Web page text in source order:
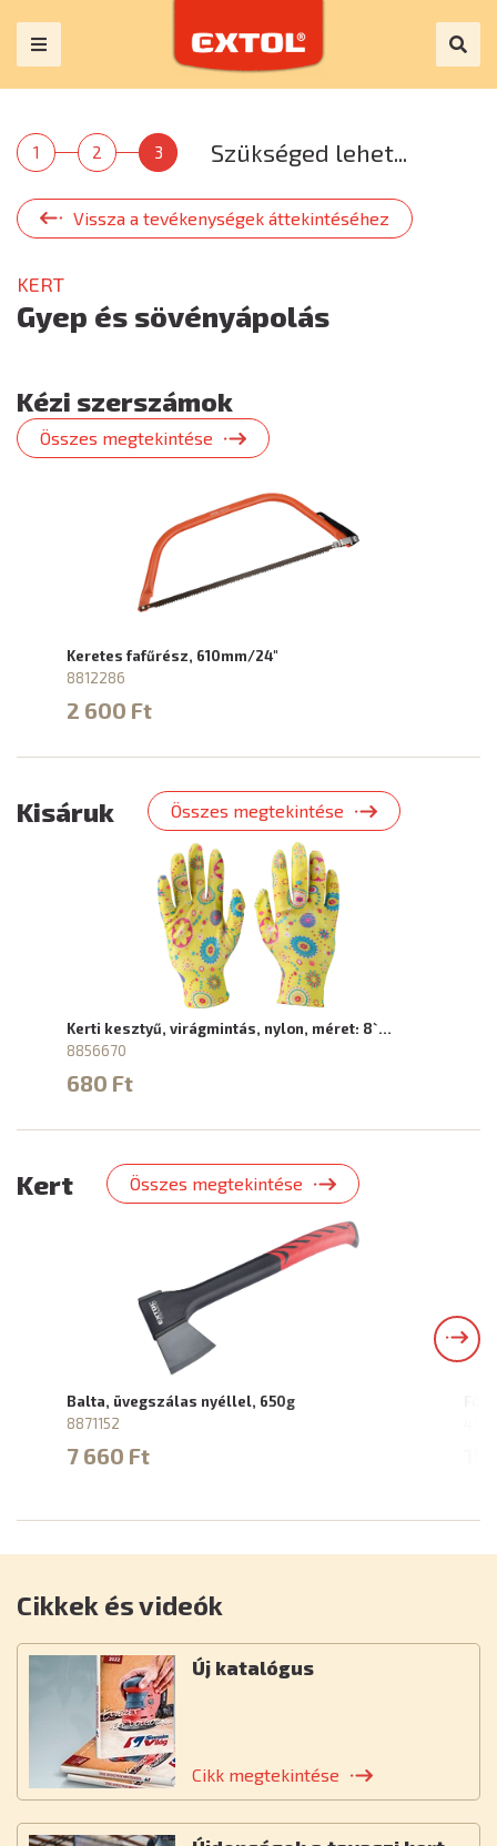
1 2 3 Szükséged lehet...
Vissza a tevékenységek áttekintéséhez
KERT
Gyep és sövényápolás
Kézi szerszámok
Összes megtekintése
Keretes fafűrész, 610mm/24"
8812286
2 600 Ft
Kisáruk Összes megtekintése
Kerti kesztyű, virágmintás, nylon, méret: 8`…
8856670
680 Ft
Kert Összes megtekintése
Balta, üvegszálas nyéllel, 650g
8871152
7 660 Ft
Cikkek és videók
Új katalógus
Cikk megtekintése